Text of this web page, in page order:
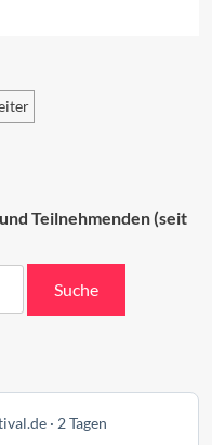
Teilnehmenden (seit
Suche
2 Tagen